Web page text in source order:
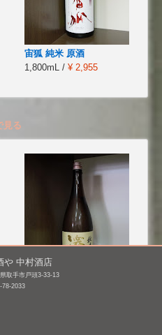
宙狐 純米 原酒
1,800mL / ¥ 2,955
見る
や 中村酒店
取手市戸頭3-33-13
78-2033